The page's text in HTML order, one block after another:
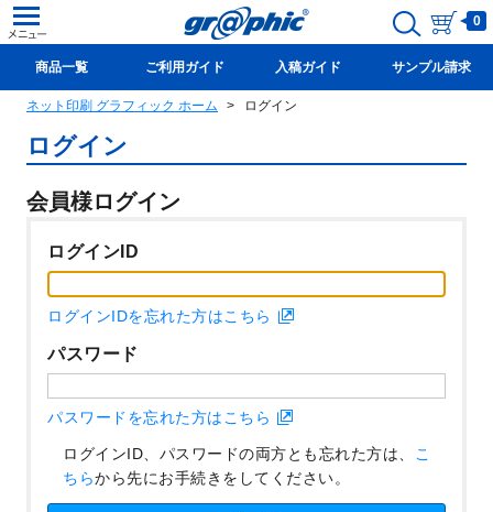
0
商品一覧 ご利用ガイド 入稿ガイド サンプル請求
新規会員登録(無料)
ネット印刷 グラフィック ホーム ログイン
ログイン
会員様ログイン
ログインID
ログインIDを忘れた方はこちら
パスワード
パスワードを忘れた方はこちら
ログインID、パスワードの両方とも忘れた方は、 こ
ちらから先にお手続きをしてください。